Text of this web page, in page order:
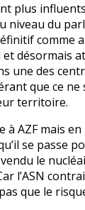
plus
niveau du
comme
désormais
une des
que ce ne
territoire.
à AZF mais
se passe
le
l’ASN
que le